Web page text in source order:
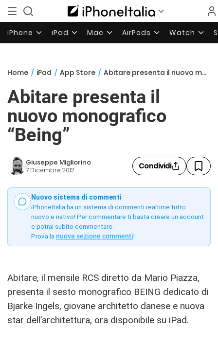
iPhone iPad Mac AirPods Watch
Home / iPad / App Store / Abitare presenta il nuovo monografico “Being”
Abitare presenta il
nuovo monografico
“Being”
Giuseppe Migliorino
7 Dicembre 2012 Condividi
Nuovo sistema di commenti
iPhoneItalia ha un sistema di commenti realtime tutto
nuovo e nativo! Per commentare ti basta creare un account
e potrai subito commentare.
Prova la nuova sezione commenti!
Abitare, il mensile RCS diretto da Mario Piazza,
presenta il sesto monografico BEING dedicato di
Bjarke Ingels, giovane architetto danese e nuova
star dell’architettura, ora disponibile su iPad.